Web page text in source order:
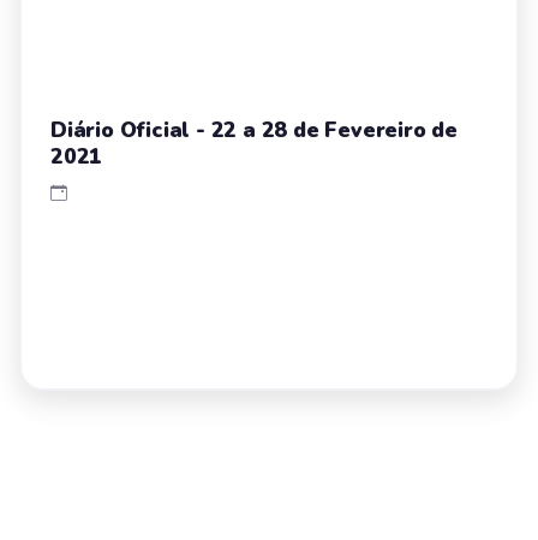
Diário Oficial - 22 a 28 de Fevereiro de
2021